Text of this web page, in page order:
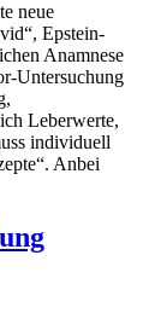
neue
Epstein-
Anamnese
Untersuchung
Leberwerte,
individuell
Anbei